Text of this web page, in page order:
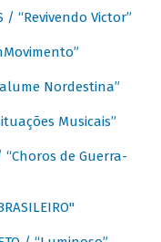
/ “Revivendo Victor”
Nordestina”
Musicais”
“Choros de Guerra-